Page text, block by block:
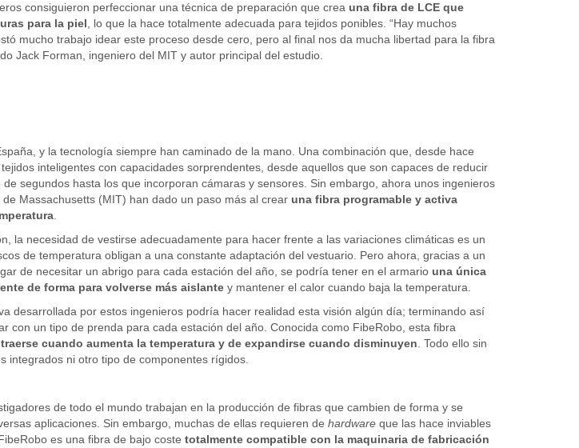
consiguieron perfeccionar una técnica de preparación que crea una fibra de LCE que
para la piel , lo que la hace totalmente adecuada para tejidos ponibles. “Hay muchos
mucho trabajo idear este proceso desde cero, pero al final nos da mucha libertad para la fibra
Jack Forman, ingeniero del MIT y autor principal del estudio.
y la tecnología siempre han caminado de la mano. Una combinación que, desde hace
inteligentes con capacidades sorprendentes, desde aquellos que son capaces de reducir
segundos hasta los que incorporan cámaras y sensores. Sin embargo, ahora unos ingenieros
Massachusetts (MIT) han dado un paso más al crear una fibra programable y activa
.
la necesidad de vestirse adecuadamente para hacer frente a las variaciones climáticas es un
de temperatura obligan a una constante adaptación del vestuario. Pero ahora, gracias a un
de necesitar un abrigo para cada estación del año, se podría tener en el armario una única
de forma para volverse más aislantey mantener el calor cuando baja la temperatura.
desarrollada por estos ingenieros podría hacer realidad esta visión algún día; terminando así
con un tipo de prenda para cada estación del año. Conocida como FibeRobo, esta fibra
cuando aumenta la temperatura y de expandirse cuando disminuyen . Todo ello sin
integrados ni otro tipo de componentes rígidos.
de todo el mundo trabajan en la producción de fibras que cambien de forma y se
aplicaciones. Sin embargo, muchas de ellas requieren de hardwareque las hace inviables
es una fibra de bajo coste totalmente compatible con la maquinaria de fabricación